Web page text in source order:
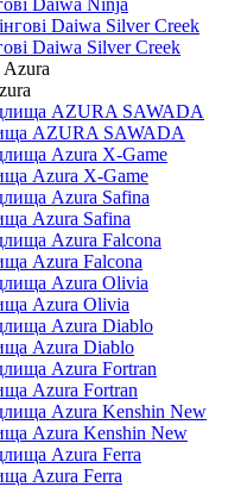
Daiwa Silver Creek
AZURA SAWADA
Azura X-Game
Azura Safina
Azura Falcona
Azura Olivia
Azura Diablo
Azura Fortran
Azura Kenshin New
Azura Ferra